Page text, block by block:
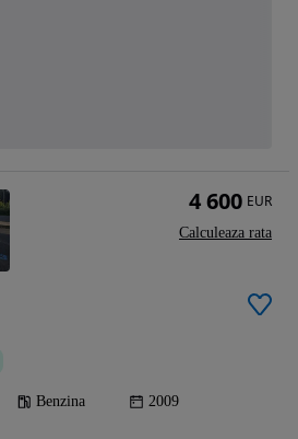
Benzina 2009
4 600 EUR
Calculeaza rata